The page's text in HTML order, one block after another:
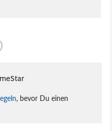
, bevor Du einen